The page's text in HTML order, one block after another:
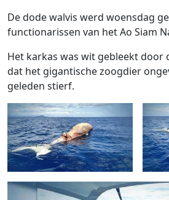
De dode walvis werd woensdag
functionarissen van het Ao Siam
Het karkas was wit gebleekt door
dat het gigantische zoogdier
geleden stierf.